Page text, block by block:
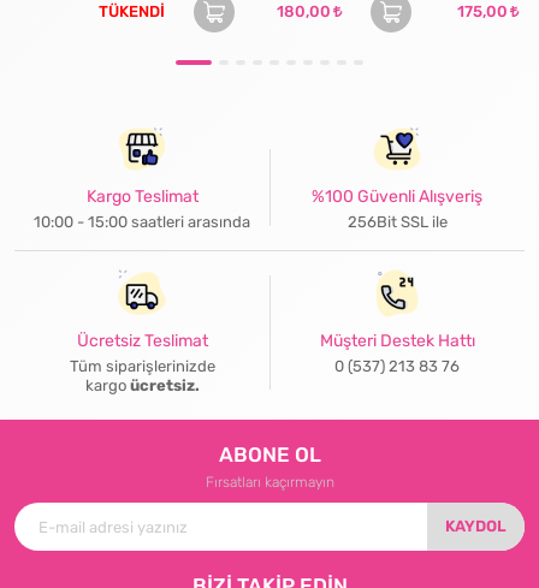
TÜKENDİ 180,00 175,00
Kargo Teslimat
10:00 - 15:00 saatleri arasında
%100 Güvenli Alışveriş
256Bit SSL ile
Ücretsiz Teslimat
Tüm siparişlerinizde
kargo ücretsiz.
Müşteri Destek Hattı
0 (537) 213 83 76
ABONE OL
Fırsatları kaçırmayın
KAYDOL